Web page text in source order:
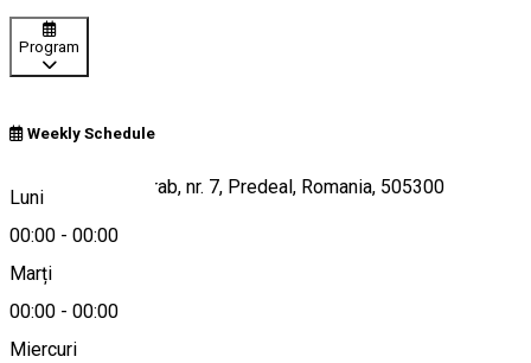
Program
Weekly Schedule
Luni
00:00 - 00:00
Marți
00:00 - 00:00
Miercuri
Str. Neagoe Basarab, nr. 7, Predeal, Romania, 505300
Hartă